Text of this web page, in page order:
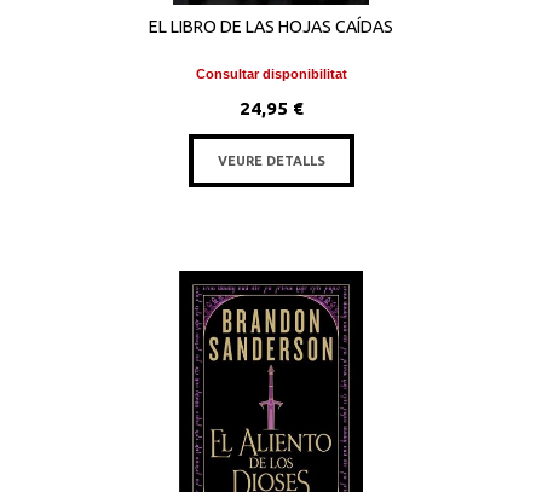
EL LIBRO DE LAS HOJAS CAÍDAS
Consultar disponibilitat
24,95 €
VEURE DETALLS